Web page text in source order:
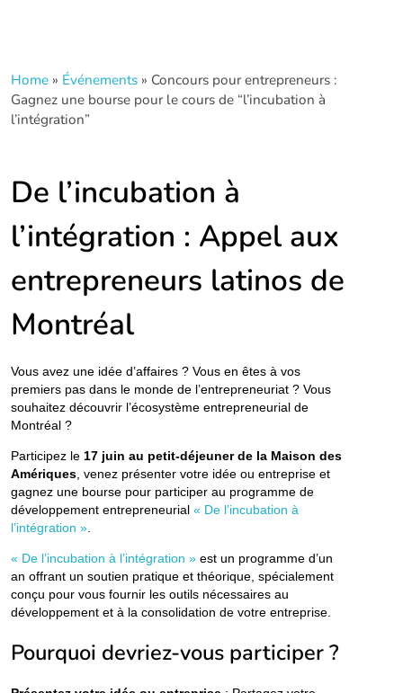
Home » Événements » Concours pour entrepreneurs :
Gagnez une bourse pour le cours de “l’incubation à
l’intégration”
De l’incubation à
l’intégration : Appel aux
entrepreneurs latinos de
Montréal
Vous avez une idée d’affaires ? Vous en êtes à vos
premiers pas dans le monde de l’entrepreneuriat ? Vous
souhaitez découvrir l’écosystème entrepreneurial de
Montréal ?
Participez le 17 juin au petit-déjeuner de la Maison des
Amériques , venez présenter votre idée ou entreprise et
gagnez une bourse pour participer au programme de
développement entrepreneurial« De l’incubation à
l’intégration »
« De l’incubation à l’intégration » est un programme d’un
an offrant un soutien pratique et théorique, spécialement
conçu pour vous fournir les outils nécessaires au
développement et à la consolidation de votre entreprise.
Pourquoi devriez-vous participer ?